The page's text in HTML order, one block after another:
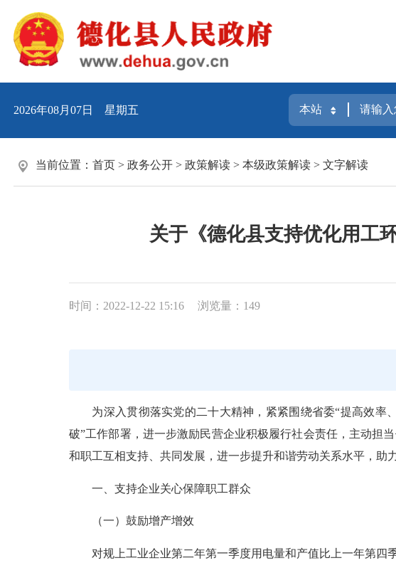
2026年08月07日 星期五
当前位置： 首页 > 政务公开 > 政策解读 > 本级政策解读 > 文字解读
关于《德化县支持优化用工
时间：2022-12-22 15:16 浏览量： 149
为深入贯彻落实党的二十大精神，紧紧围绕省委“提高效率、
破”工作部署，进一步激励民营企业积极履行社会责任，主动担
和职工互相支持、共同发展，进一步提升和谐劳动关系水平，助
一、支持企业关心保障职工群众
（一）鼓励增产增效
对规上工业企业第二年第一季度用电量和产值比上一年第四